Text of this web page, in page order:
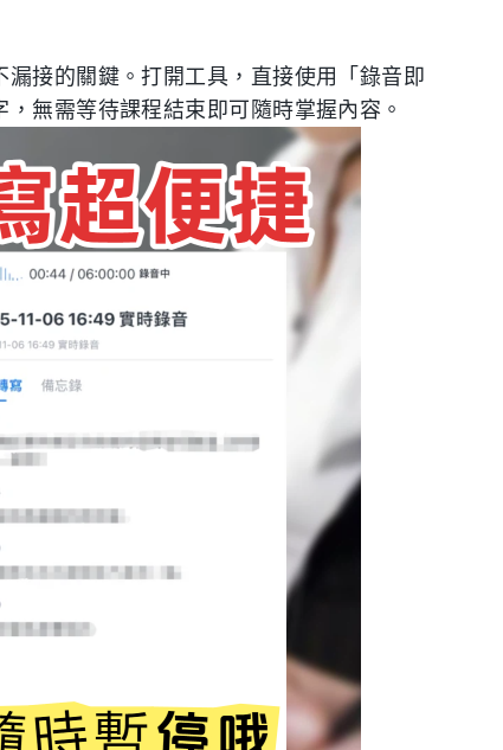
接的關鍵。打開工具，直接使用「錄音即
無需等待課程結束即可隨時掌握內容。